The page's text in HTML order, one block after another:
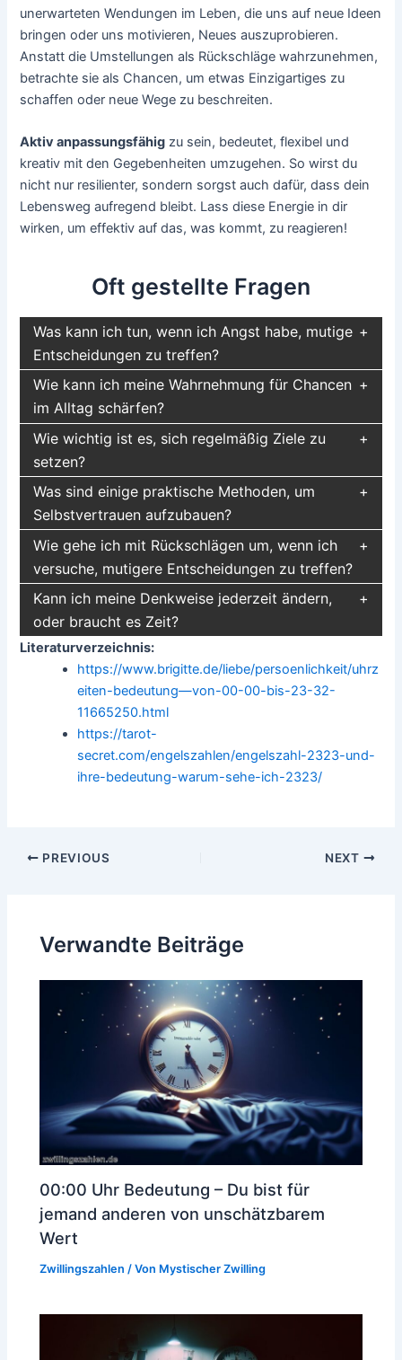
unerwarteten Wendungen im Leben, die uns auf neue Ideen
bringen oder uns motivieren, Neues auszuprobieren.
Anstatt die Umstellungen als Rückschläge wahrzunehmen,
betrachte sie als Chancen, um etwas Einzigartiges zu
schaffen oder neue Wege zu beschreiten.
Aktiv anpassungsfähig zu sein, bedeutet, flexibel und
kreativ mit den Gegebenheiten umzugehen. So wirst du
nicht nur resilienter, sondern sorgst auch dafür, dass dein
Lebensweg aufregend bleibt. Lass diese Energie in dir
wirken, um effektiv auf das, was kommt, zu reagieren!
Oft gestellte Fragen
Was kann ich tun, wenn ich Angst habe, mutige
Entscheidungen zu treffen?
Wie kann ich meine Wahrnehmung für Chancen
im Alltag schärfen?
Wie wichtig ist es, sich regelmäßig Ziele zu
setzen?
Was sind einige praktische Methoden, um
Selbstvertrauen aufzubauen?
Wie gehe ich mit Rückschlägen um, wenn ich
versuche, mutigere Entscheidungen zu treffen?
Kann ich meine Denkweise jederzeit ändern,
oder braucht es Zeit?
Literaturverzeichnis:
https://www.brigitte.de/liebe/persoenlichkeit/uhrz
eiten-bedeutung—von-00-00-bis-23-32-
11665250.html
https://tarot-
secret.com/engelszahlen/engelszahl-2323-und-
ihre-bedeutung-warum-sehe-ich-2323/
Post
PREVIOUS NEXT
Verwandte Beiträge
00:00 Uhr Bedeutung – Du bist für
jemand anderen von unschätzbarem
Wert
Zwillingszahlen / Von Mystischer Zwilling